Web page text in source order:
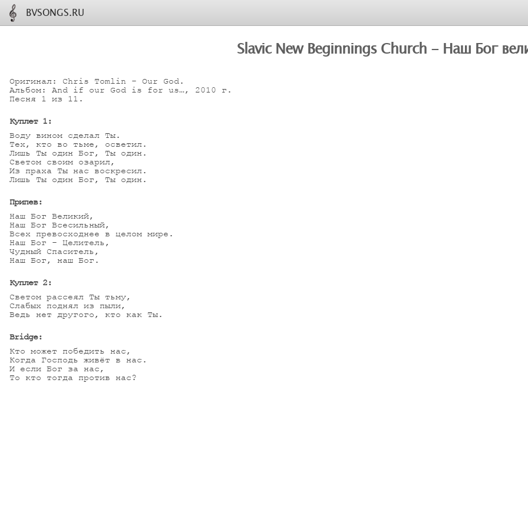
BVSONGS.RU
Slavic New Beginnings Church - Наш Бог
Оригинал: Chris Tomlin - Our God.
Альбом: And if our God is for us…, 2010 г.
Песня 1 из 11.
Куплет 1:
Воду вином сделал Ты.
Тех, кто во тьме, осветил.
Лишь Ты один Бог, Ты один.
Светом своим озарил,
Из праха Ты нас воскресил.
Лишь Ты один Бог, Ты один.
Припев:
Наш Бог Великий,
Наш Бог Всесильный,
Всех превосходнее в целом мире.
Наш Бог - Целитель,
Чудный Спаситель,
Наш Бог, наш Бог.
Куплет 2:
Светом рассеял Ты тьму,
Слабых поднял из пыли,
Ведь нет другого, кто как Ты.
Bridge:
Кто может победить нас,
Когда Господь живёт в нас.
И если Бог за нас,
То кто тогда против нас?